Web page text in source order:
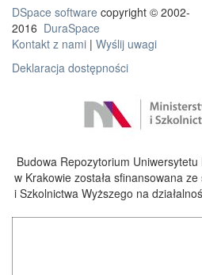
DSpace software copyright © 2002-
2016 DuraSpace
Kontakt z nami | Wyślij uwagi
Deklaracja dostępności
Budowa Repozytorium
w Krakowie została sfinansowana
i Szkolnictwa Wyższego na